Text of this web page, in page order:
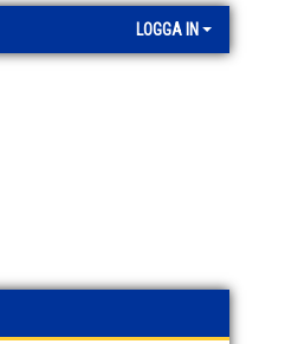
LOGGA IN